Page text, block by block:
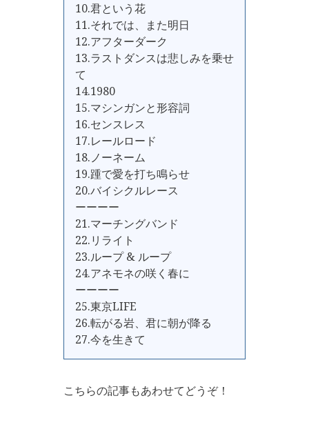
10.君という花
11.それでは、また明日
12.アフターダーク
13.ラストダンスは悲しみを乗せ
て
14.1980
15.マシンガンと形容詞
16.センスレス
17.レールロード
18.ノーネーム
19.踵で愛を打ち鳴らせ
20.バイシクルレース
ーーーー
21.マーチングバンド
22.リライト
23.ループ & ループ
24.アネモネの咲く春に
ーーーー
25.東京LIFE
26.転がる岩、君に朝が降る
27.今を生きて
こちらの記事もあわせてどうぞ！